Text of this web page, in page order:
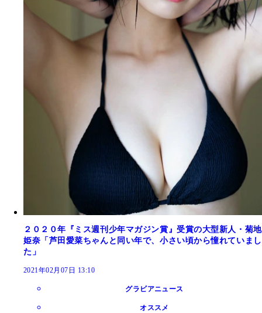
２０２０年『ミス週刊少年マガジン賞』受賞の大型新人・菊地
姫奈「芦田愛菜ちゃんと同い年で、小さい頃から憧れていまし
た」
2021年02月07日 13:10
グラビアニュース
オススメ